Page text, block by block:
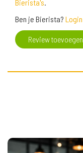
Bierista's.
Ben je Bierista? Login
Review toevoegen